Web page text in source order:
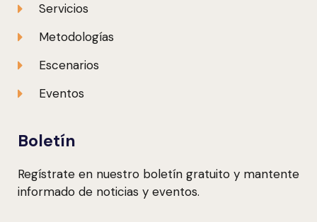
Servicios
Metodologías
Escenarios
Eventos
Boletín
Regístrate en nuestro boletín gratuito y mantente
informado de noticias y eventos.